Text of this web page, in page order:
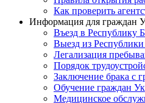
Как проверить
Информация для граждан
Въезд в Республику
Выезд из
Легализация
Порядок
Заключение брака с
Обучение граждан
Медицинское